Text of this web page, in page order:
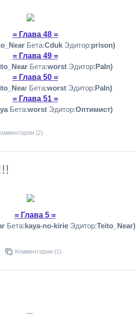
= Глава 48 =
Бета:Cduk Эдитор:prison)
= Глава 49 =
Бета:worstЭдитор:PaIn)
= Глава 50 =
r Бета:worst Эдитор:PaIn)
= Глава 51 =
Бета:worst Эдитор:Оптимист)
(2)
= Глава 5 =
Бета:kaya-no-kirieЭдитор:Teito_Near)
Комментарии (1)